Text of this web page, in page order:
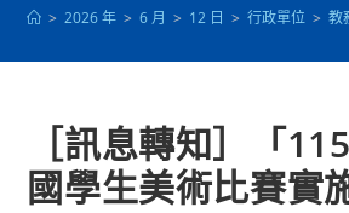
> 2026 年 > 6 月 > 12 日 > 行政單位 > 教
［訊息轉知］「
國學生美術比賽實